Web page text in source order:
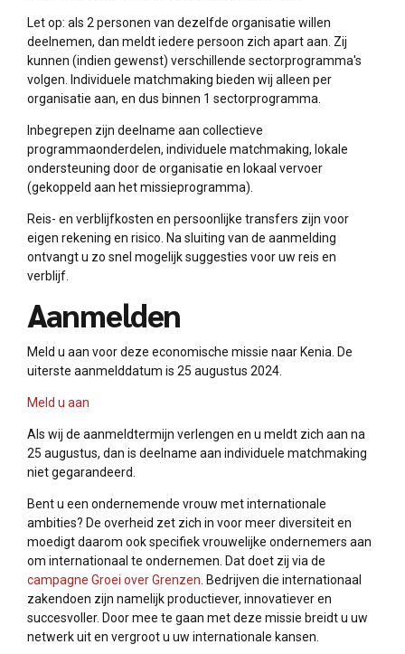
Let op: als 2 personen van dezelfde organisatie willen
deelnemen, dan meldt iedere persoon zich apart aan. Zij
kunnen (indien gewenst) verschillende sectorprogramma's
volgen. Individuele matchmaking bieden wij alleen per
organisatie aan, en dus binnen 1 sectorprogramma.
Inbegrepen zijn deelname aan collectieve
programmaonderdelen, individuele matchmaking, lokale
ondersteuning door de organisatie en lokaal vervoer
(gekoppeld aan het missieprogramma).
Reis- en verblijfkosten en persoonlijke transfers zijn voor
eigen rekening en risico. Na sluiting van de aanmelding
ontvangt u zo snel mogelijk suggesties voor uw reis en
verblijf.
Aanmelden
Meld u aan voor deze economische missie naar Kenia. De
uiterste aanmelddatum is 25 augustus 2024.
Meld u aan
Als wij de aanmeldtermijn verlengen en u meldt zich aan na
25 augustus, dan is deelname aan individuele matchmaking
niet gegarandeerd.
Bent u een ondernemende vrouw met internationale
ambities? De overheid zet zich in voor meer diversiteit en
moedigt daarom ook specifiek vrouwelijke ondernemers aan
om internationaal te ondernemen. Dat doet zij via de
campagne Groei over Grenzen. Bedrijven die internationaal
zakendoen zijn namelijk productiever, innovatiever en
succesvoller. Door mee te gaan met deze missie breidt u uw
netwerk uit en vergroot u uw internationale kansen.